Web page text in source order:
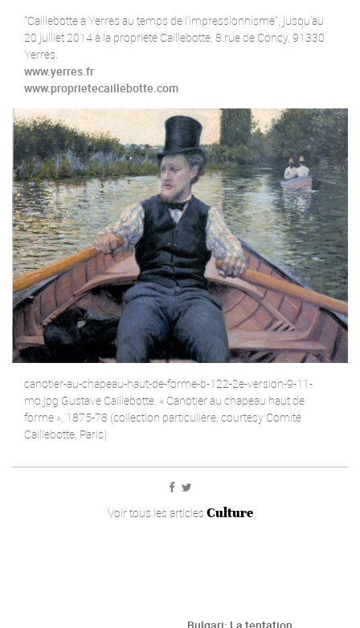
"Caillebotte à Yerres au temps de l’impressionnisme", jusqu’au
20 juillet 2014 à la propriété Caillebotte, 8 rue de Concy, 91330
Yerres.
www.yerres.fr
www.proprietecaillebotte.com
canotier-au-chapeau-haut-de-forme-b-122-2e-version-9-11-
mo.jpg Gustave Caillebotte, « Canotier au chapeau haut de
forme », 1875-78 (collection particulière, courtesy Comité
Caillebotte, Paris)
Voir tous les articles Culture